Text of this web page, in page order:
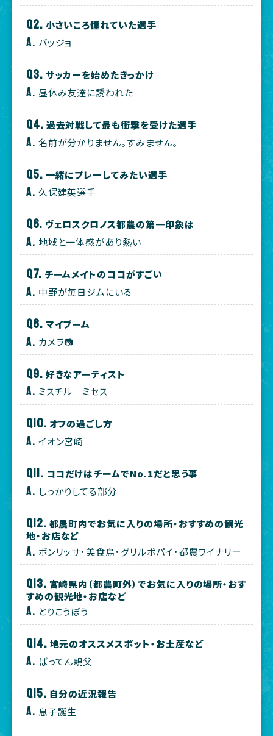
小さいころ憧れていた選手
バッジョ
サッカーを始めたきっかけ
昼休み友達に誘われた
過去対戦して最も衝撃を受けた選手
名前が分かりません。すみません。
一緒にプレーしてみたい選手
久保建英選手
ヴェロスクロノス都農の第一印象は
地域と一体感があり熱い
チームメイトのココがすごい
中野が毎日ジムにいる
マイブーム
カメラ📷
好きなアーティスト
ミスチル ミセス
オフの過ごし方
イオン宮崎
ココだけはチームでNo.1だと思う事
しっかりしてる部分
都農町内でお気に入りの場所・おすすめの観光
地・お店など
ボンリッサ・美食鳥・グリルポパイ・都農ワイナリー
宮崎県内（都農町外）でお気に入りの場所・おす
すめの観光地・お店など
とりこうぼう
地元のオススメスポット・お土産など
ばってん親父
自分の近況報告
息子誕生